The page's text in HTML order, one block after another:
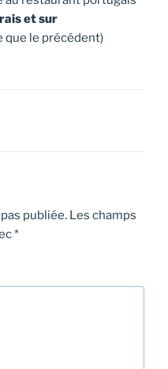
et sur
que le précédent)
publiée. Les champs
*